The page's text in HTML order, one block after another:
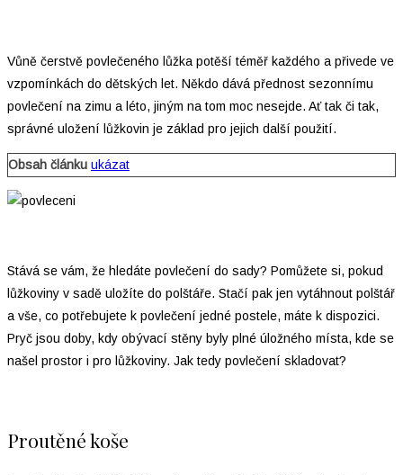
Vůně čerstvě povlečeného lůžka potěší téměř každého a přivede ve
vzpomínkách do dětských let. Někdo dává přednost sezonnímu
povlečení na zimu a léto, jiným na tom moc nesejde. Ať tak či tak,
správné uložení lůžkovin je základ pro jejich další použití.
Obsah článku ukázat
Stává se vám, že hledáte povlečení do sady? Pomůžete si, pokud
lůžkoviny v sadě uložíte do polštáře. Stačí pak jen vytáhnout polštář
a vše, co potřebujete k povlečení jedné postele, máte k dispozici.
Pryč jsou doby, kdy obývací stěny byly plné úložného místa, kde se
našel prostor i pro lůžkoviny. Jak tedy povlečení skladovat?
Proutěné koše